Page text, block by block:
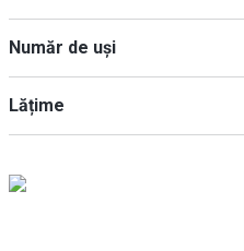
Număr de uși
1(1)
Lățime